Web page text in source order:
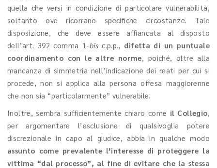
quella che versi in condizione di particolare vulnerabilità,
soltanto ove ricorrano specifiche circostanze. Tale
disposizione, che deve essere affiancata al disposto
dell’art. 392 comma 1-bisc.p.p., difetta di un puntuale
coordinamento con le altre norme, poiché, oltre alla
mancanza di simmetria nell’indicazione dei reati per cui si
procede, non si applica alla persona offesa maggiorenne
che non sia “particolarmente” vulnerabile.
Inoltre, sembra sufficientemente chiaro come il Collegio,
per argomentare l’esclusione di qualsivoglia potere
discrezionale in capo al giudice, abbia in qualche modo
assunto come prevalente l’interesse di proteggere la
vittima “dal processo”, al fine di evitare che la stessa